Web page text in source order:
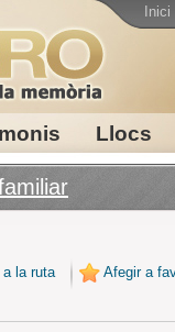
Llocs
Inici
la ruta
Afegir a